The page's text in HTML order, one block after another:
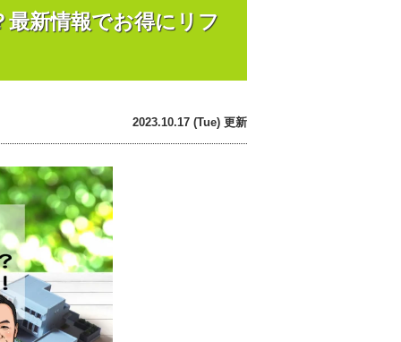
最新情報でお得にリフ
2023.10.17 (Tue) 更新